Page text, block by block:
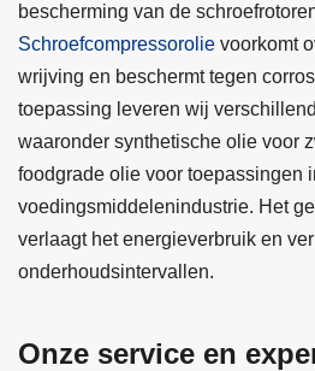
bescherming van de
Schroefcompressorolie voorkomt
wrijving en beschermt tegen
toepassing leveren wij
waaronder synthetische olie voor
foodgrade olie voor toepassingen
voedingsmiddelenindustrie. Het
verlaagt het energieverbruik en
onderhoudsintervallen.
Onze service en